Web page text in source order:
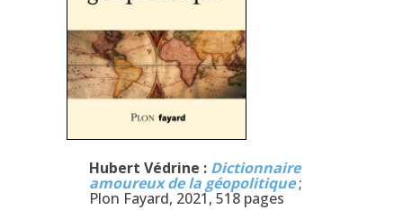
Hubert Védrine : Dictionnaire
amoureux de la géopolitique;
Plon Fayard, 2021, 518 pages